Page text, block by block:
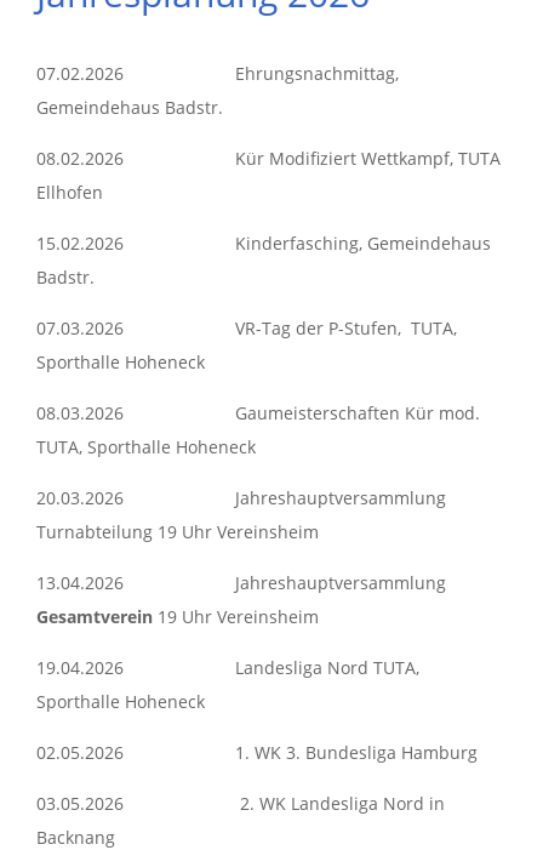
07.02.2026 Ehrungsnachmittag,
Gemeindehaus Badstr.
08.02.2026 Kür Modifiziert Wettkampf, TUTA
Ellhofen
15.02.2026 Kinderfasching, Gemeindehaus
Badstr.
07.03.2026 VR-Tag der P-Stufen, TUTA,
Sporthalle Hoheneck
08.03.2026 Gaumeisterschaften Kür mod.
TUTA, Sporthalle Hoheneck
20.03.2026 Jahreshauptversammlung
Turnabteilung 19 Uhr Vereinsheim
13.04.2026 Jahreshauptversammlung
Gesamtverein 19 Uhr Vereinsheim
19.04.2026 Landesliga Nord TUTA,
Sporthalle Hoheneck
02.05.2026 1. WK 3. Bundesliga Hamburg
03.05.2026 2. WK Landesliga Nord in
Backnang